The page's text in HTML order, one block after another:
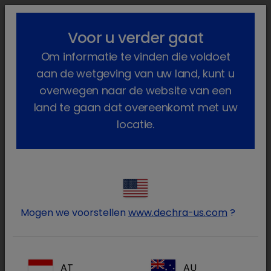
lock_outline search menu
Oftalmologie
Ophthalmologie producten
Voor u verder gaat
Om informatie te vinden die voldoet
aan de wetgeving van uw land, kunt u
overwegen naar de website van een
land te gaan dat overeenkomt met uw
locatie.
Mogen we voorstellen www.dechra-us.com ?
AT AU